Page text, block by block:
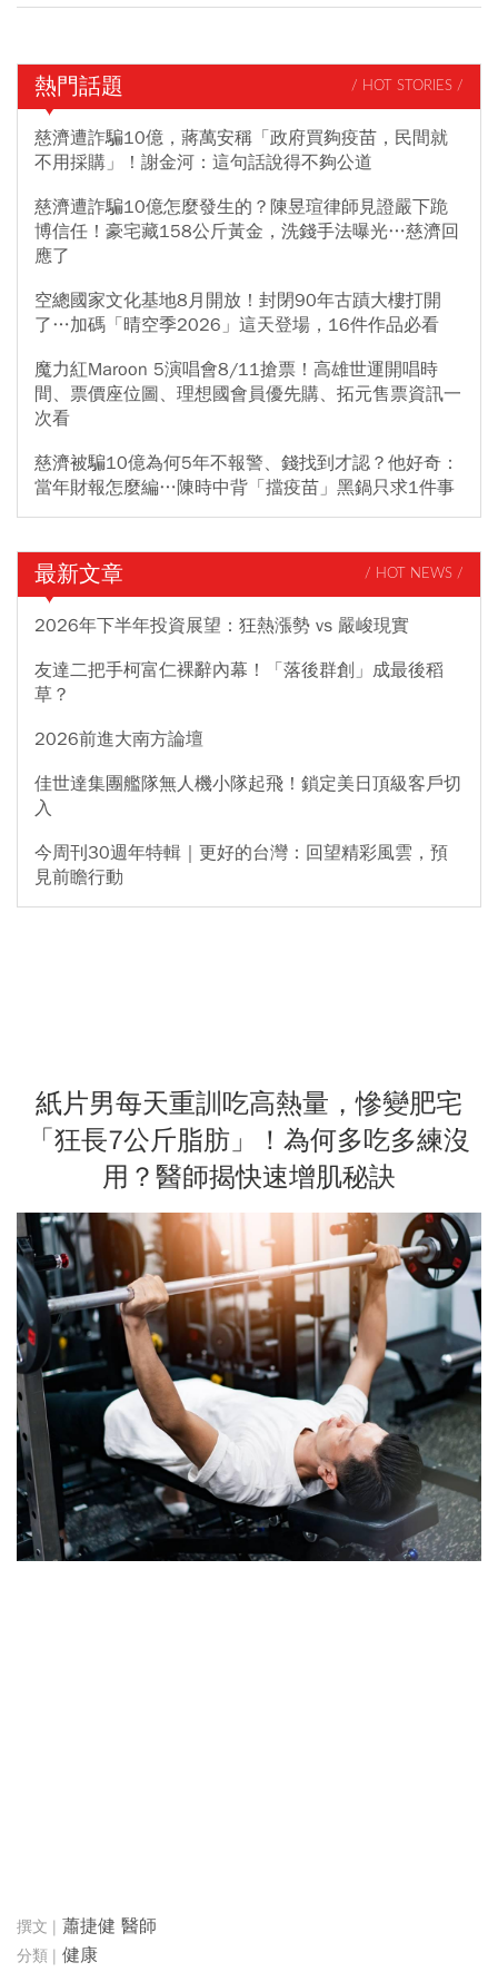
熱門話題 / HOT STORIES /
慈濟遭詐騙10億，蔣萬安稱「政府買夠疫苗，民間就
不用採購」！謝金河：這句話說得不夠公道
慈濟遭詐騙10億怎麼發生的？陳昱瑄律師見證嚴下跪
博信任！豪宅藏158公斤黃金，洗錢手法曝光…慈濟回
應了
空總國家文化基地8月開放！封閉90年古蹟大樓打開
了…加碼「晴空季2026」這天登場，16件作品必看
魔力紅Maroon 5演唱會8/11搶票！高雄世運開唱時
間、票價座位圖、理想國會員優先購、拓元售票資訊一
次看
慈濟被騙10億為何5年不報警、錢找到才認？他好奇：
當年財報怎麼編…陳時中背「擋疫苗」黑鍋只求1件事
最新文章 / HOT NEWS /
2026年下半年投資展望：狂熱漲勢 vs 嚴峻現實
友達二把手柯富仁裸辭內幕！「落後群創」成最後稻
草？
2026前進大南方論壇
佳世達集團艦隊無人機小隊起飛！鎖定美日頂級客戶切
入
今周刊30週年特輯｜更好的台灣：回望精彩風雲，預
見前瞻行動
紙片男每天重訓吃高熱量，慘變肥宅
「狂長7公斤脂肪」！為何多吃多練沒
用？醫師揭快速增肌秘訣
蕭捷健 醫師
健康